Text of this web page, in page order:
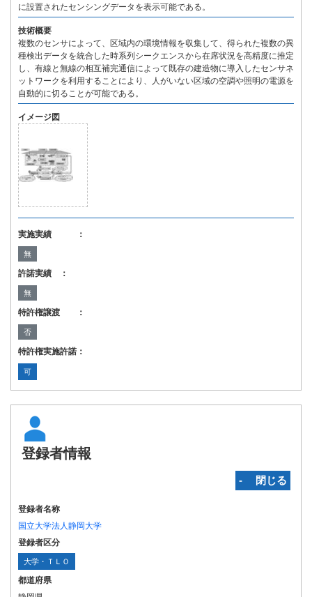
に設置されたセンシングデータを表示可能である。
技術概要
複数のセンサによって、区域内の環境情報を収集して、得られた複数の異
種検出データを統合した時系列シークエンスから在席状況を高精度に推定
し、有線と無線の相互補完通信によって既存の建造物に導入したセンサネ
ットワークを利用することにより、人がいない区域の空調や照明の電源を
自動的に切ることが可能である。
イメージ図
実施実績 ：
無
許諾実績 ：
無
特許権譲渡 ：
否
特許権実施許諾：
可
登録者情報
‐ 閉じる
登録者名称
国立大学法人静岡大学
登録者区分
大学・ＴＬＯ
都道府県